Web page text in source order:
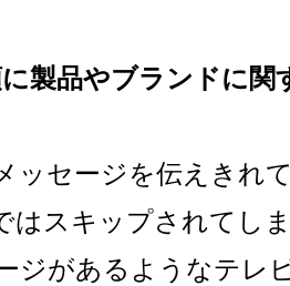
製品やブランドに
ッセージを伝えきれ
はスキップされてし
ジがあるようなテレ